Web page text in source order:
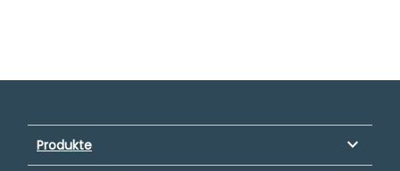
Produkte keyboard_arrow_down